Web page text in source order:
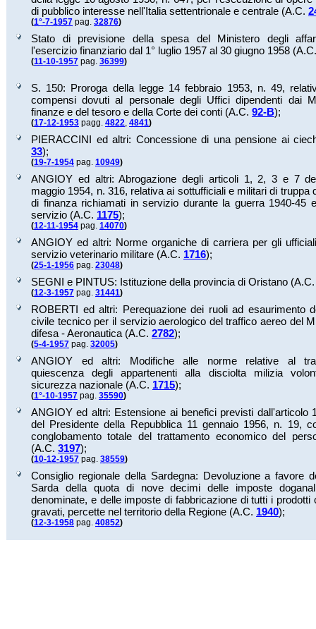
di pubblico interesse nell'Italia settentrionale e centrale (A.C.
(1°-7-1957 pag. 32876)
Stato di previsione della spesa del Ministero degli
l'esercizio finanziario dal 1° luglio 1957 al 30 giugno 1958
(11-10-1957 pag. 36399)
S. 150: Proroga della legge 14 febbraio 1953, n. 49,
compensi dovuti al personale degli Uffici dipendenti dai
finanze e del tesoro e della Corte dei conti (A.C. 92-B);
(17-12-1953 pagg. 4822 4841)
PIERACCINI ed altri: Concessione di una pensione ai
33);
(19-7-1954 pag. 10949)
ANGIOY ed altri: Abrogazione degli articoli 1, 2, 3 e 7
maggio 1954, n. 316, relativa ai sottufficiali e militari di truppa
di finanza richiamati in servizio durante la guerra 1940-45
servizio (A.C. 1175);
(12-11-1954 pag. 14070)
ANGIOY ed altri: Norme organiche di carriera per gli
servizio veterinario militare (A.C. 1716);
(25-1-1956 pag. 23048)
SEGNI e PINTUS: Istituzione della provincia di Oristano
(12-3-1957 pag. 31441)
ROBERTI ed altri: Perequazione dei ruoli ad esaurimento
civile tecnico per il servizio aerologico del traffico aereo del
difesa - Aeronautica (A.C. 2782);
(5-4-1957 pag. 32005)
ANGIOY ed altri: Modifiche alle norme relative al
quiescenza degli appartenenti alla disciolta milizia
sicurezza nazionale (A.C. 1715);
(1°-10-1957 pag. 35590)
ANGIOY ed altri: Estensione ai benefici previsti dall'articolo
del Presidente della Repubblica 11 gennaio 1956, n. 19,
conglobamento totale del trattamento economico del
(A.C. 3197);
(10-12-1957 pag. 38559)
Consiglio regionale della Sardegna: Devoluzione a favore
Sarda della quota di nove decimi delle imposte
denominate, e delle imposte di fabbricazione di tutti i prodotti
gravati, percette nel territorio della Regione (A.C. 1940);
(12-3-1958 pag. 40852)